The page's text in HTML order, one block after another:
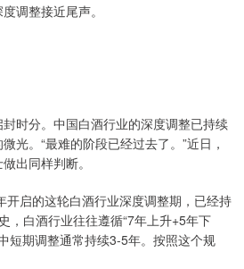
调整接近尾声。
时分。中国白酒行业的深度调整已持续
光。“最难的阶段已经过去了。”近日，
出同样判断。
开启的这轮白酒行业深度调整期，已经持
，白酒行业往往遵循“7年上升+5年下
短期调整通常持续3-5年。按照这个规